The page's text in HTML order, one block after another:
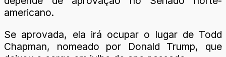
americano.
Se aprovada, ela irá ocupar o lugar de Todd
Chapman, nomeado por Donald Trump, que